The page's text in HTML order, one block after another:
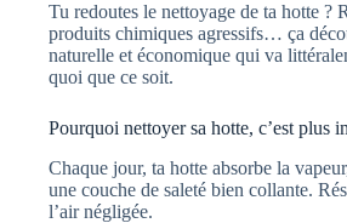
Tu redoutes le nettoyage de ta hotte ?
produits chimiques agressifs… ça
naturelle et économique qui va
quoi que ce soit.
Pourquoi nettoyer sa hotte, c’est plus
Chaque jour, ta hotte absorbe la
une couche de saleté bien collante.
l’air négligée.